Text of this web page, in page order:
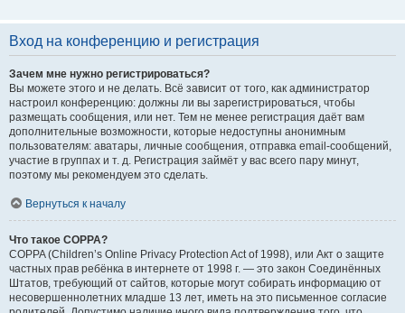
Вход на конференцию и регистрация
Зачем мне нужно регистрироваться?
Вы можете этого и не делать. Всё зависит от того, как администратор
настроил конференцию: должны ли вы зарегистрироваться, чтобы
размещать сообщения, или нет. Тем не менее регистрация даёт вам
дополнительные возможности, которые недоступны анонимным
пользователям: аватары, личные сообщения, отправка email-сообщений,
участие в группах и т. д. Регистрация займёт у вас всего пару минут,
поэтому мы рекомендуем это сделать.
Вернуться к началу
Что такое COPPA?
COPPA (Children’s Online Privacy Protection Act of 1998), или Акт о защите
частных прав ребёнка в интернете от 1998 г. — это закон Соединённых
Штатов, требующий от сайтов, которые могут собирать информацию от
несовершеннолетних младше 13 лет, иметь на это письменное согласие